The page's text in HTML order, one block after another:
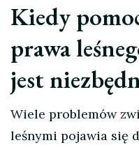
Kiedy
prawa
jest
Wiele problemów
leśnymi pojawia się